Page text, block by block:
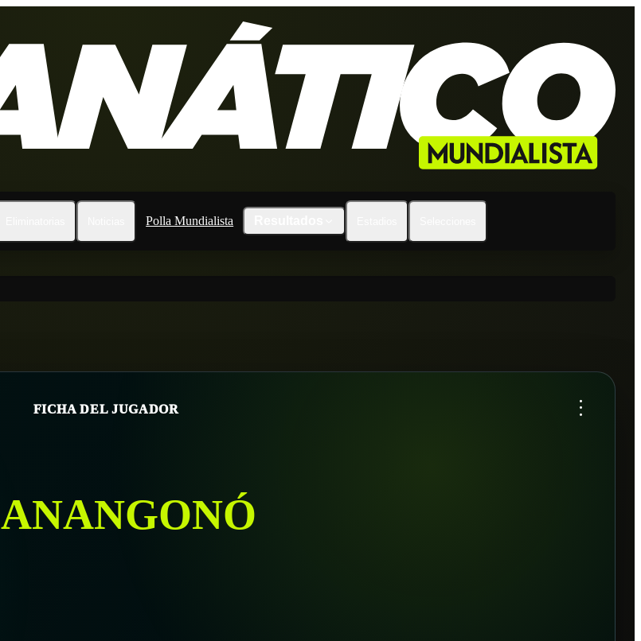
Polla Mundialista
FICHA DEL JUGADOR ...
ANANGONÓ